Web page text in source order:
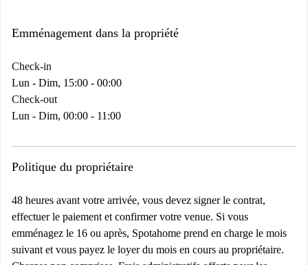
Emménagement dans la propriété
Check-in
Lun - Dim, 15:00 - 00:00
Check-out
Lun - Dim, 00:00 - 11:00
Politique du propriétaire
48 heures avant votre arrivée, vous devez signer le contrat,
effectuer le paiement et confirmer votre venue. Si vous
emménagez le 16 ou après, Spotahome prend en charge le mois
suivant et vous payez le loyer du mois en cours au propriétaire.